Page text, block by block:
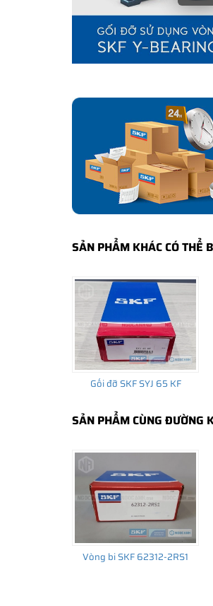
SẢN PHẨM KHÁC CÓ THỂ
Gối đỡ SKF SYJ 65 KF
SẢN PHẨM CÙNG ĐƯỜNG
Vòng bi SKF 62312-2RS1